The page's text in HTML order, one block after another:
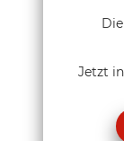
Jetzt